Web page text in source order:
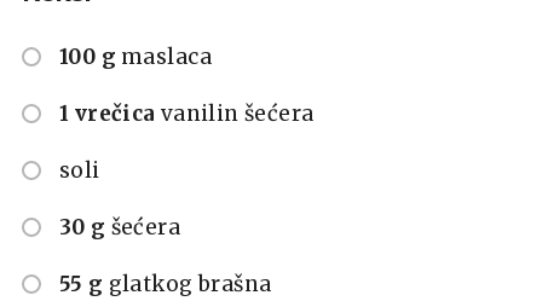
100 g maslaca
1 vrečica vanilin šećera
soli
30 g šećera
55 g glatkog brašna